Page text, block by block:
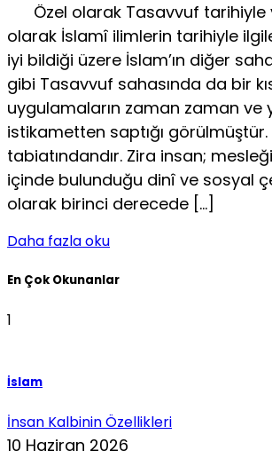
Özel olarak Tasavvuf tarihiyle
olarak İslamî ilimlerin tarihiyle
iyi bildiği üzere İslam’ın diğer
gibi Tasavvuf sahasında da bir
uygulamaların zaman zaman ve
istikametten saptığı görülmüştür.
tabiatındandır. Zira insan;
içinde bulunduğu dinî ve sosyal
olarak birinci derecede […]
Daha fazla oku
En Çok Okunanlar
1
İslam
İnsan Kalbinin Özellikleri
10 Haziran 2026